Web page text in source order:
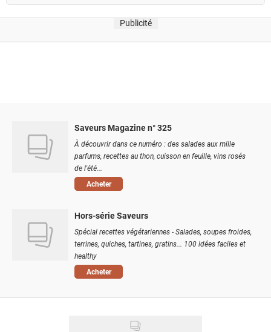
Publicité
Saveurs Magazine n° 325
À découvrir dans ce numéro : des salades aux mille
parfums, recettes au thon, cuisson en feuille, vins rosés
de l'été...
Acheter
Hors-série Saveurs
Spécial recettes végétariennes - Salades, soupes froides,
terrines, quiches, tartines, gratins... 100 idées faciles et
healthy
Acheter